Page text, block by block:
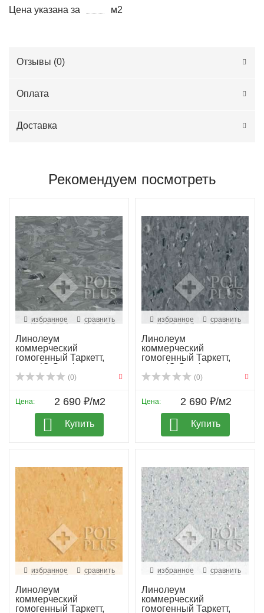
Цена указана за м2
Отзывы (0)
Оплата
Доставка
Рекомендуем посмотреть
избранное сравнить
Линолеум
коммерческий
гомогенный Таркетт,
колл. iQ Granit...
(0)
Цена: 2 690 ₽/м2
Купить
избранное сравнить
Линолеум
коммерческий
гомогенный Таркетт,
колл. iQ Granit...
(0)
Цена: 2 690 ₽/м2
Купить
избранное сравнить
Линолеум
коммерческий
гомогенный Таркетт,
избранное сравнить
Линолеум
коммерческий
гомогенный Таркетт,